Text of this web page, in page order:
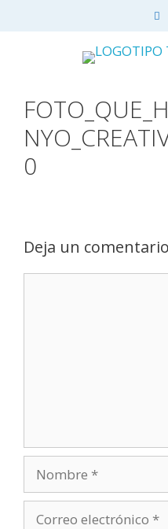
0
Deja un comentario